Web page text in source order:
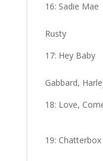
16: Sadie Mae
Rusty
17: Hey Baby
Gabbard,
18: Love,
19: Chatterbox